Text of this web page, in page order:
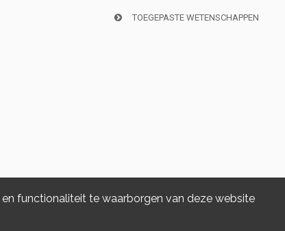
functionaliteit te waarborgen van deze website
TOEGEPASTE WETENSCHAPPEN